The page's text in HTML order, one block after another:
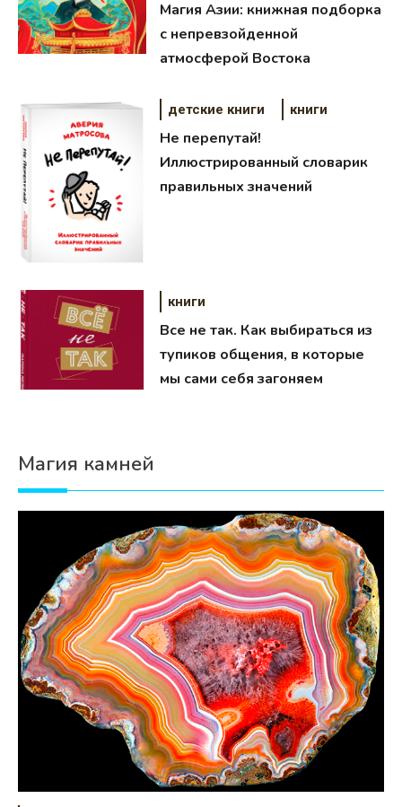
Магия Азии: книжная подборка
с непревзойденной
атмосферой Востока
детские книги книги
Не перепутай!
Иллюстрированный словарик
правильных значений
книги
Все не так. Как выбираться из
тупиков общения, в которые
мы сами себя загоняем
Магия камней